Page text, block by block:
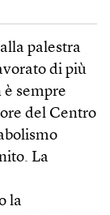
palestra
di più
è sempre
del Centro
La
la